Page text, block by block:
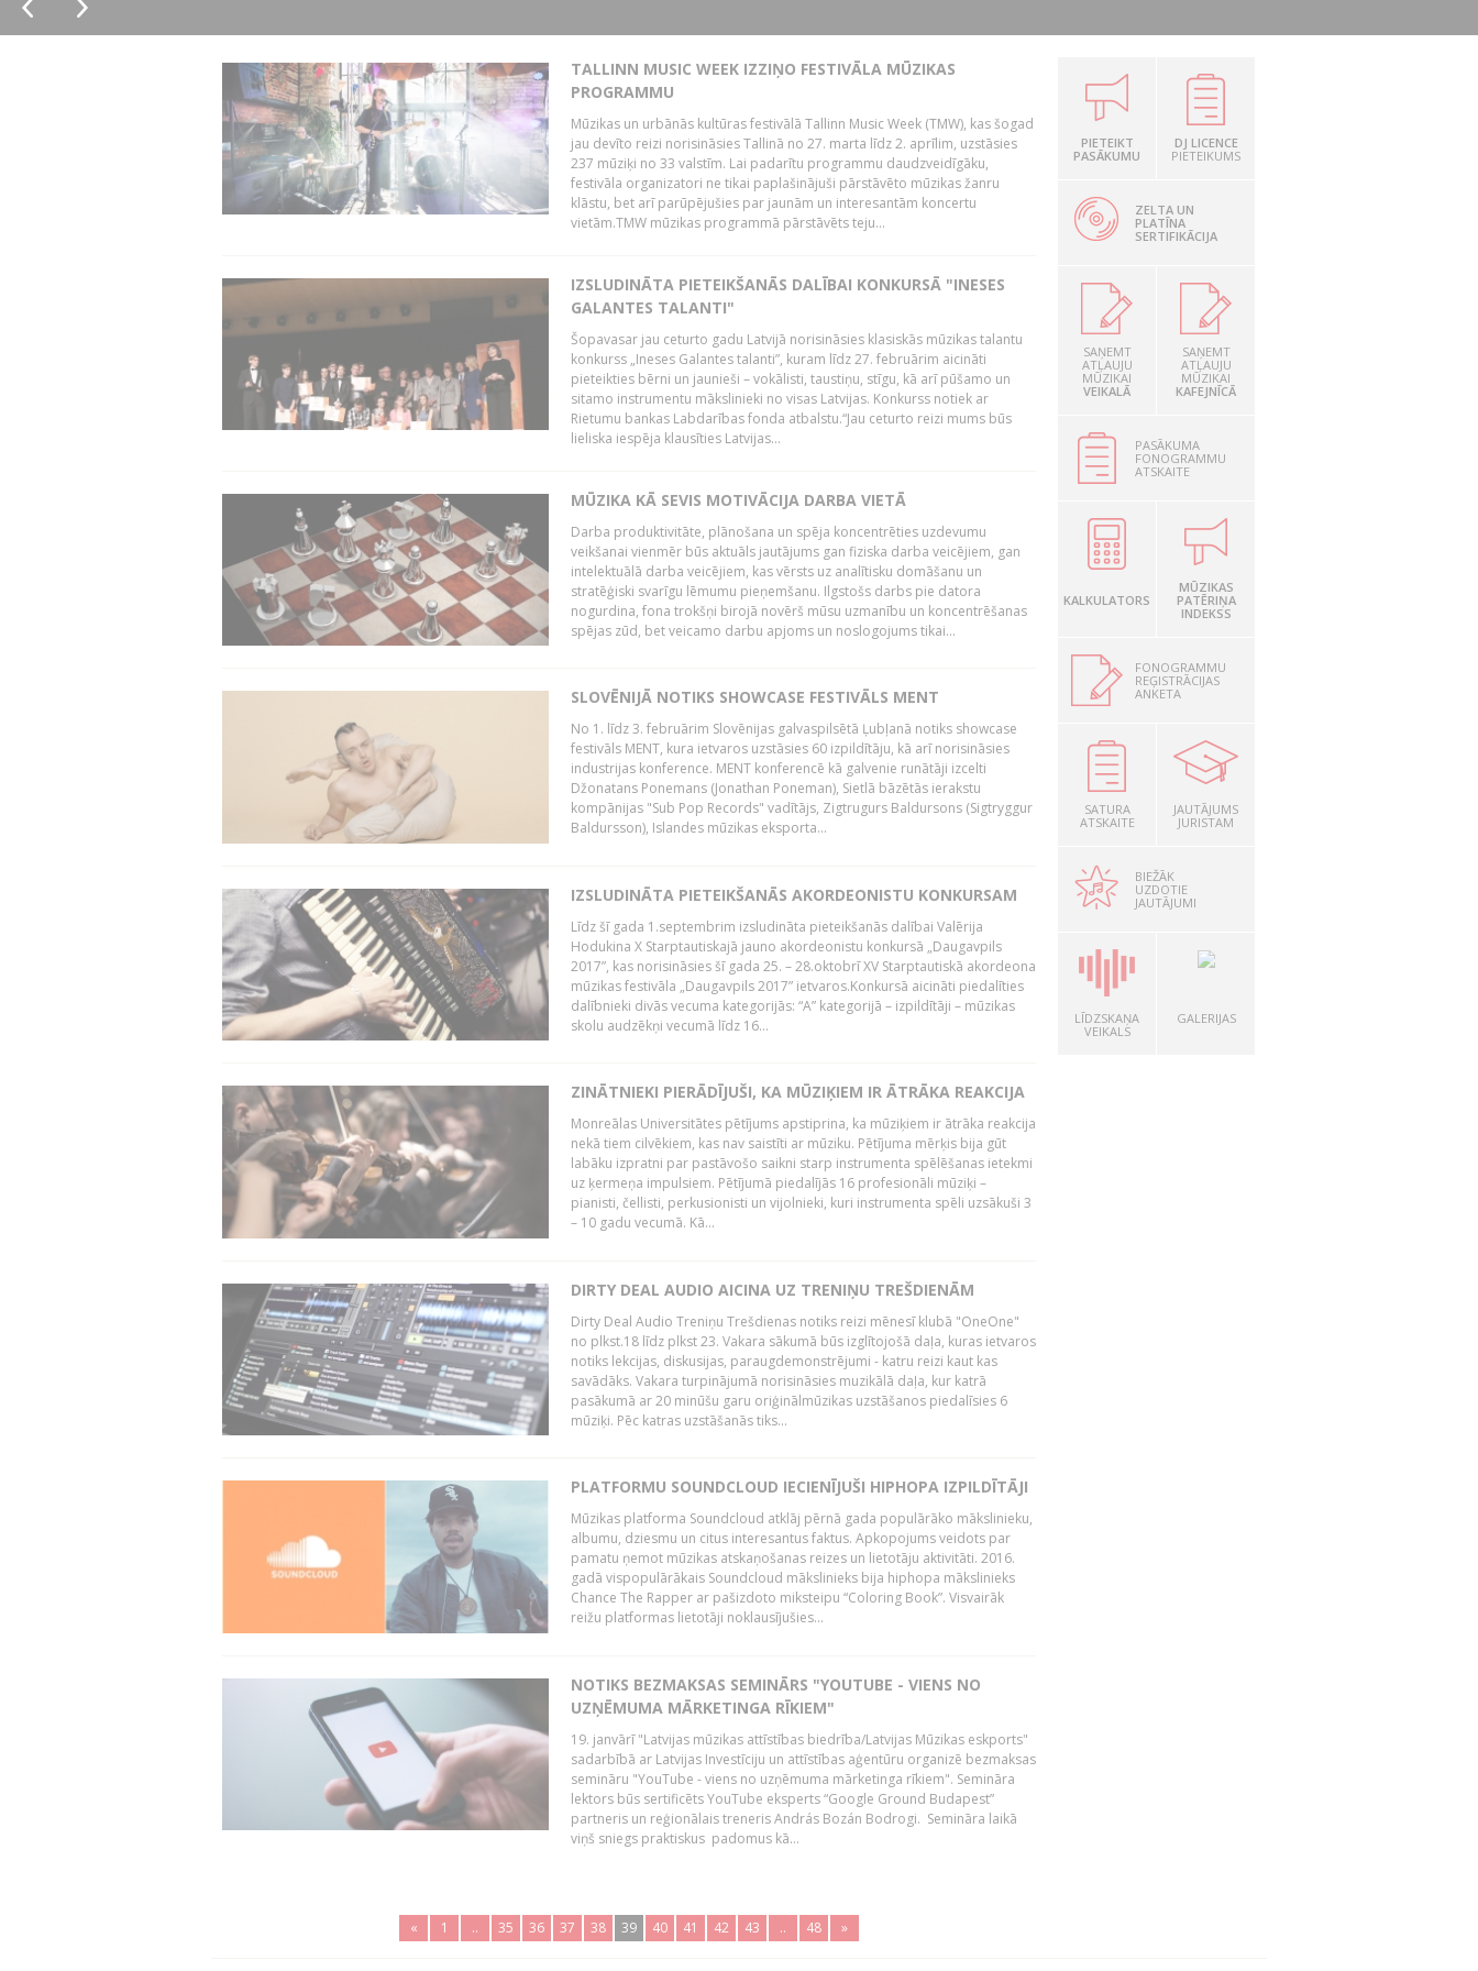
TALLINN MUSIC WEEK IZZIŅO FESTIVĀLA MŪZIKAS
PROGRAMMU
Mūzikas un urbānās kultūras festivālā Tallinn Music Week (TMW), kas šogad
jau devīto reizi norisināsies Tallinā no 27. marta līdz 2. aprīlim, uzstāsies
237 mūziķi no 33 valstīm. Lai padarītu programmu daudzveidīgāku,
festivāla organizatori ne tikai paplašinājuši pārstāvēto mūzikas žanru
klāstu, bet arī parūpējušies par jaunām un interesantām koncertu
vietām.TMW mūzikas programmā pārstāvēts teju...
IZSLUDINĀTA PIETEIKŠANĀS DALĪBAI KONKURSĀ "INESES
GALANTES TALANTI"
Šopavasar jau ceturto gadu Latvijā norisināsies klasiskās mūzikas talantu
konkurss „Ineses Galantes talanti”, kuram līdz 27. februārim aicināti
pieteikties bērni un jaunieši – vokālisti, taustiņu, stīgu, kā arī pūšamo un
sitamo instrumentu mākslinieki no visas Latvijas. Konkurss notiek ar
Rietumu bankas Labdarības fonda atbalstu.“Jau ceturto reizi mums būs
lieliska iespēja klausīties Latvijas...
MŪZIKA KĀ SEVIS MOTIVĀCIJA DARBA VIETĀ
Darba produktivitāte, plānošana un spēja koncentrēties uzdevumu
veikšanai vienmēr būs aktuāls jautājums gan fiziska darba veicējiem, gan
intelektuālā darba veicējiem, kas vērsts uz analītisku domāšanu un
stratēģiski svarīgu lēmumu pieņemšanu. Ilgstošs darbs pie datora
nogurdina, fona trokšņi birojā novērš mūsu uzmanību un koncentrēšanas
spējas zūd, bet veicamo darbu apjoms un noslogojums tikai...
SLOVĒNIJĀ NOTIKS SHOWCASE FESTIVĀLS MENT
No 1. līdz 3. februārim Slovēnijas galvaspilsētā Ļubļanā notiks showcase
festivāls MENT, kura ietvaros uzstāsies 60 izpildītāju, kā arī norisināsies
industrijas konference. MENT konferencē kā galvenie runātāji izcelti
Džonatans Ponemans (Jonathan Poneman), Sietlā bāzētās ierakstu
kompānijas "Sub Pop Records" vadītājs, Zigtrugurs Baldursons (Sigtryggur
Baldursson), Islandes mūzikas eksporta...
IZSLUDINĀTA PIETEIKŠANĀS AKORDEONISTU KONKURSAM
Līdz šī gada 1.septembrim izsludināta pieteikšanās dalībai Valērija
Hodukina X Starptautiskajā jauno akordeonistu konkursā „Daugavpils
2017”, kas norisināsies šī gada 25. – 28.oktobrī XV Starptautiskā akordeona
mūzikas festivāla „Daugavpils 2017” ietvaros.Konkursā aicināti piedalīties
dalībnieki divās vecuma kategorijās: “A” kategorijā – izpildītāji – mūzikas
skolu audzēkņi vecumā līdz 16...
ZINĀTNIEKI PIERĀDĪJUŠI, KA MŪZIĶIEM IR ĀTRĀKA REAKCIJA
Monreālas Universitātes pētījums apstiprina, ka mūziķiem ir ātrāka reakcija
nekā tiem cilvēkiem, kas nav saistīti ar mūziku. Pētījuma mērķis bija gūt
labāku izpratni par pastāvošo saikni starp instrumenta spēlēšanas ietekmi
uz ķermeņa impulsiem. Pētījumā piedalījās 16 profesionāli mūziķi –
pianisti, čellisti, perkusionisti un vijolnieki, kuri instrumenta spēli uzsākuši 3
– 10 gadu vecumā. Kā...
DIRTY DEAL AUDIO AICINA UZ TRENIŅU TREŠDIENĀM
Dirty Deal Audio Treniņu Trešdienas notiks reizi mēnesī klubā "OneOne"
no plkst.18 līdz plkst 23. Vakara sākumā būs izglītojošā daļa, kuras ietvaros
notiks lekcijas, diskusijas, paraugdemonstrējumi - katru reizi kaut kas
savādāks. Vakara turpinājumā norisināsies muzikālā daļa, kur katrā
pasākumā ar 20 minūšu garu oriģinālmūzikas uzstāšanos piedalīsies 6
mūziķi. Pēc katras uzstāšanās tiks...
PLATFORMU SOUNDCLOUD IECIENĪJUŠI HIPHOPA IZPILDĪTĀJI
Mūzikas platforma Soundcloud atklāj pērnā gada populārāko mākslinieku,
albumu, dziesmu un citus interesantus faktus. Apkopojums veidots par
pamatu ņemot mūzikas atskaņošanas reizes un lietotāju aktivitāti. 2016.
gadā vispopulārākais Soundcloud mākslinieks bija hiphopa mākslinieks
Chance The Rapper ar pašizdoto miksteipu “Coloring Book”. Visvairāk
reižu platformas lietotāji noklausījušies...
NOTIKS BEZMAKSAS SEMINĀRS "YOUTUBE - VIENS NO
UZŅĒMUMA MĀRKETINGA RĪKIEM"
19. janvārī "Latvijas mūzikas attīstības biedrība/Latvijas Mūzikas eskports"
sadarbībā ar Latvijas Investīciju un attīstības aģentūru organizē bezmaksas
semināru "YouTube - viens no uzņēmuma mārketinga rīkiem". Semināra
lektors būs sertificēts YouTube eksperts “Google Ground Budapest”
partneris un reģionālais treneris András Bozán Bodrogi. Semināra laikā
viņš sniegs praktiskus padomus kā...
« 1 .. 35 36 37 38 39 40 41 42 43 .. 48 »
PIETEIKT
PASĀKUMU
DJ LICENCE
PIETEIKUMS
ZELTA UN
PLATĪNA
SERTIFIKĀCIJA
SAŅEMT
ATĻAUJU
MŪZIKAI
VEIKALĀ
SAŅEMT
ATĻAUJU
MŪZIKAI
KAFEJNĪCĀ
PASĀKUMA
FONOGRAMMU
ATSKAITE
KALKULATORS
MŪZIKAS
PATĒRIŅA
INDEKSS
FONOGRAMMU
REĢISTRĀCIJAS
ANKETA
SATURA
ATSKAITE
JAUTĀJUMS
JURISTAM
BIEŽĀK
UZDOTIE
JAUTĀJUMI
LĪDZSKAŅA
VEIKALS
GALERIJAS